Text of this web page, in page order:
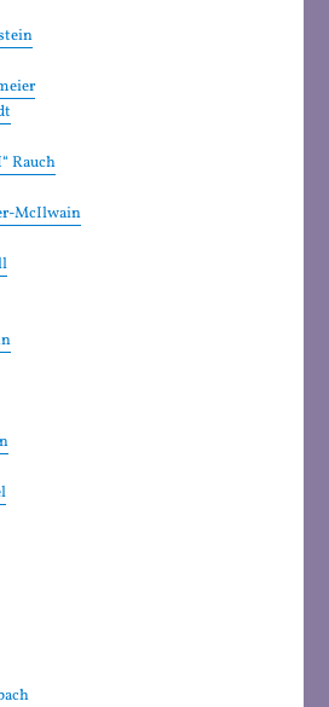
Rauch
McIlwain